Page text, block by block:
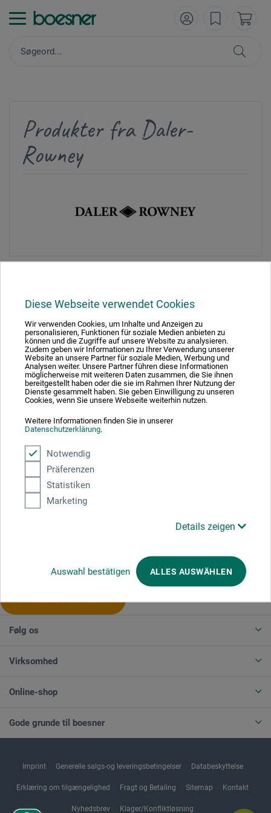
Diese Webseite verwendet Cookies
Wir verwenden Cookies, um Inhalte und Anzeigen zu
personalisieren, Funktionen für soziale Medien anbieten zu
können und die Zugriffe auf unsere Website zu analysieren.
Zudem geben wir Informationen zu Ihrer Verwendung unserer
Website an unsere Partner für soziale Medien, Werbung und
Analysen weiter. Unsere Partner führen diese Informationen
möglicherweise mit weiteren Daten zusammen, die Sie ihnen
bereitgestellt haben oder die sie im Rahmen Ihrer Nutzung der
Dienste gesammelt haben. Sie geben Einwilligung zu unseren
Cookies, wenn Sie unsere Webseite weiterhin nutzen.
Weitere Informationen finden Sie in unserer
Datenschutzerklärung.
Notwendig
Präferenzen
Statistiken
Marketing
Details zeigen
Auswahl bestätigen ALLES AUSWÄHLEN
Produkter fra Daler-
Rowney
1
Absolut sikker
Betalingsmetoder
ANNULLER BESTILLING
Følg os
Virksomhed
Online-shop
Gode grunde til boesner
Imprint Generelle salgs-og leveringsbetingelser Databeskyttelse
Erklæring om tilgængelighed Fragt og Betaling Sitemap Kontakt
Nyhedsbrev Klager/Konfliktløsning